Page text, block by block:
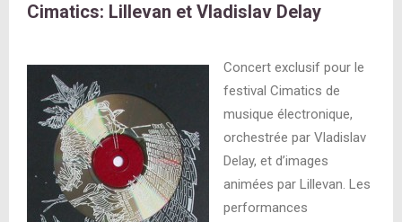
Cimatics: Lillevan et Vladislav Delay
Concert exclusif pour le
festival Cimatics de
musique électronique,
orchestrée par Vladislav
Delay, et d’images
animées par Lillevan. Les
performances